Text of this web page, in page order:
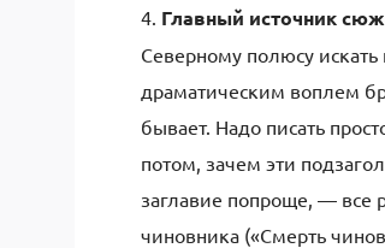
4. Главный источник
Северному полюсу
драматическим воплем
бывает. Надо писать
потом, зачем эти
заглавие попроще, — все
чиновника («Смерть